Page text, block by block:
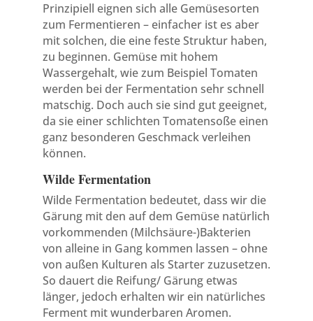
Prinzipiell eignen sich alle Gemüsesorten
zum Fermentieren – einfacher ist es aber
mit solchen, die eine feste Struktur haben,
zu beginnen. Gemüse mit hohem
Wassergehalt, wie zum Beispiel Tomaten
werden bei der Fermentation sehr schnell
matschig. Doch auch sie sind gut geeignet,
da sie einer schlichten Tomatensoße einen
ganz besonderen Geschmack verleihen
können.
Wilde Fermentation
Wilde Fermentation bedeutet, dass wir die
Gärung mit den auf dem Gemüse natürlich
vorkommenden (Milchsäure-)Bakterien
von alleine in Gang kommen lassen – ohne
von außen Kulturen als Starter zuzusetzen.
So dauert die Reifung/ Gärung etwas
länger, jedoch erhalten wir ein natürliches
Ferment mit wunderbaren Aromen.